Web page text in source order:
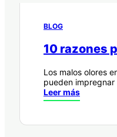
BLOG
10 razones
Los malos olores
pueden
Leer más